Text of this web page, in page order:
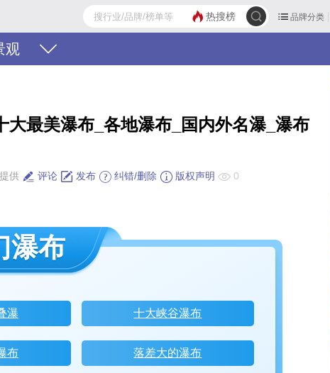
品牌分类
热搜榜
观
大最美瀑布_各地瀑布_国内外名瀑_瀑布
供 评论 发布 纠错/删除 版权声明 0
瀑布
瀑 十大峡谷瀑布
布 落差大的瀑布